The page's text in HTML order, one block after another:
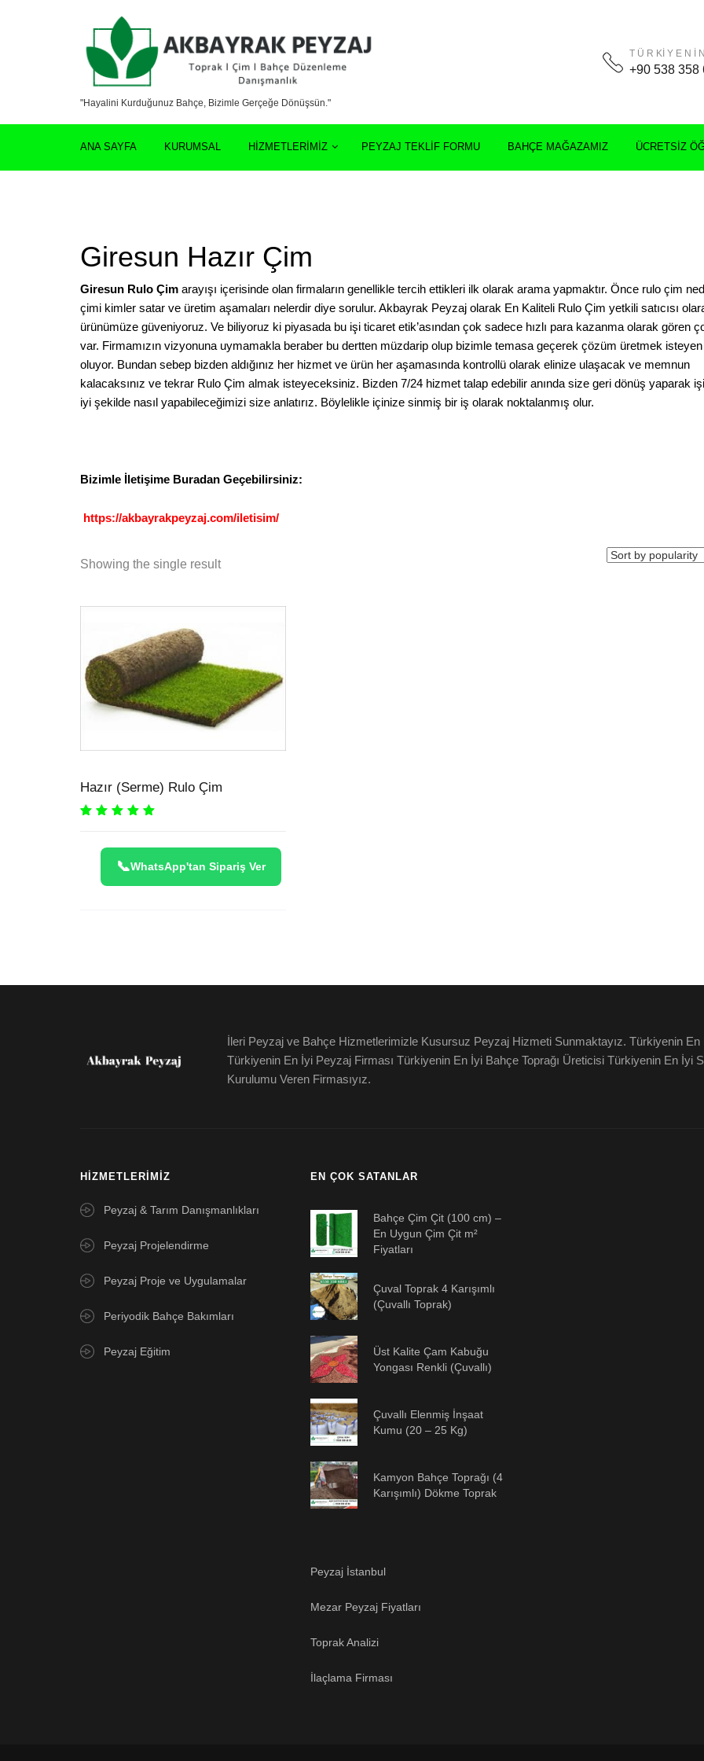
"Hayalini Kurduğunuz Bahçe, Bizimle Gerçeğe Dönüşsün."
T Ü R Kİ Y E N İ
+90 538 358
ANA SAYFA KURUMSAL HIZMETLERIMIZ PEYZAJ TEKLIF FORMU BAHÇE MAĞAZAMIZ ÜCRETSIZ
Giresun Hazır Çim
Giresun Rulo Çim arayışı içerisinde olan firmaların genellikle tercih ettikleri ilk olarak arama yapmaktır. Önce rulo çim
çimi kimler satar ve üretim aşamaları nelerdir diye sorulur. Akbayrak Peyzaj olarak En Kaliteli Rulo Çim yetkili satıcısı
ürünümüze güveniyoruz. Ve biliyoruz ki piyasada bu işi ticaret etik’asından çok sadece hızlı para kazanma olarak gören
var. Firmamızın vizyonuna uymamakla beraber bu dertten müzdarip olup bizimle temasa geçerek çözüm üretmek
oluyor. Bundan sebep bizden aldığınız her hizmet ve ürün her aşamasında kontrollü olarak elinize ulaşacak ve memnun
kalacaksınız ve tekrar Rulo Çim almak isteyeceksiniz. Bizden 7/24 hizmet talap edebilir anında size geri dönüş yaparak
iyi şekilde nasıl yapabileceğimizi size anlatırız. Böylelikle içinize sinmiş bir iş olarak noktalanmış olur.
Bizimle İletişime Buradan Geçebilirsiniz:
https://akbayrakpeyzaj.com/iletisim/
Showing the single result
Hazır (Serme) Rulo Çim
WhatsApp'tan Sipariş Ver
İleri Peyzaj ve Bahçe Hizmetlerimizle Kusursuz Peyzaj Hizmeti Sunmaktayız. Türkiyenin En
Türkiyenin En İyi Peyzaj Firması Türkiyenin En İyi Bahçe Toprağı Üreticisi Türkiyenin En İyi
Kurulumu Veren Firmasıyız.
HIZMETLERIMIZ
Peyzaj & Tarım Danışmanlıkları
Peyzaj Projelendirme
Peyzaj Proje ve Uygulamalar
Periyodik Bahçe Bakımları
Peyzaj Eğitim
EN ÇOK SATANLAR
Bahçe Çim Çit (100 cm) –
En Uygun Çim Çit m²
Fiyatları
Çuval Toprak 4 Karışımlı
(Çuvallı Toprak)
Üst Kalite Çam Kabuğu
Yongası Renkli (Çuvallı)
Çuvallı Elenmiş İnşaat
Kumu (20 – 25 Kg)
Kamyon Bahçe Toprağı (4
Karışımlı) Dökme Toprak
Peyzaj İstanbul
Mezar Peyzaj Fiyatları
Toprak Analizi
İlaçlama Firması